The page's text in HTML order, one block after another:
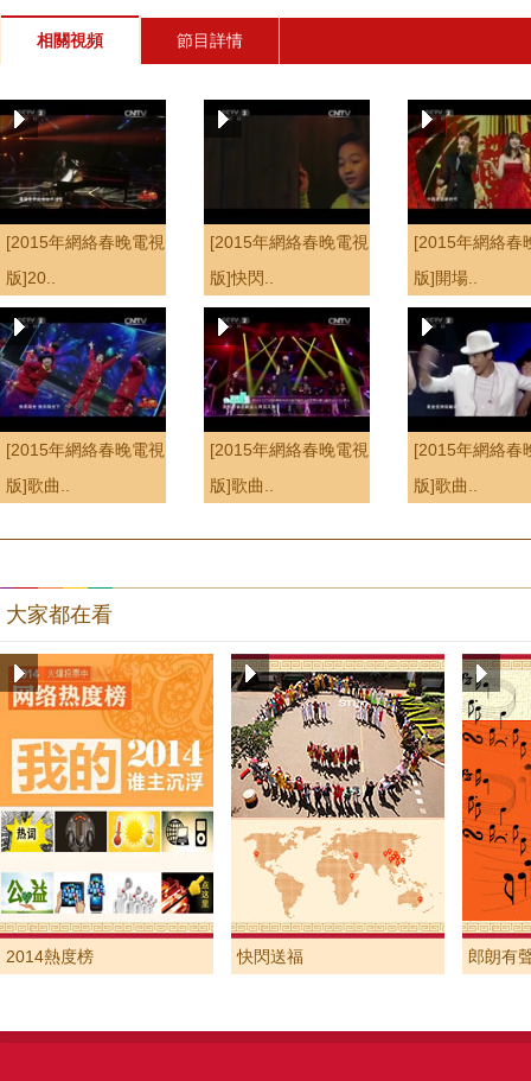
相關視頻 節目詳情
[2015年網絡春晚電視
版]20..
[2015年網絡春晚電視
版]快閃..
[2015年網絡春
版]開場..
[2015年網絡春晚電視
版]歌曲..
[2015年網絡春晚電視
版]歌曲..
[2015年網絡春
版]歌曲..
大家都在看
2014熱度榜 快閃送福 郎朗有